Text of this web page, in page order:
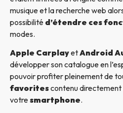
musique et la recherche web
possibilité d’étendre ces
modes.
Apple CarplayetAndroid
développer son catalogue en
pouvoir profiter pleinement de
favoritescontenu directement
votresmartphone.